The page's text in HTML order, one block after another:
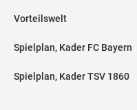
Vorteilswelt
Spielplan, Kader FC Bayern
Spielplan, Kader TSV 1860